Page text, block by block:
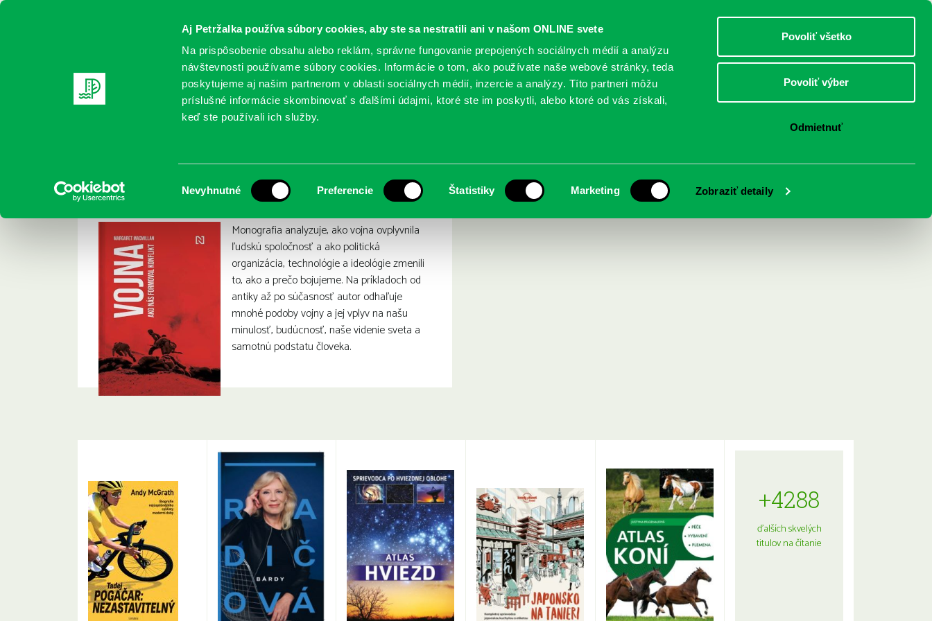
Aj Petržalka používa súbory cookies, aby ste sa nestratili ani v našom ONLINE svete
Na prispôsobenie obsahu alebo reklám, správne fungovanie prepojených sociálnych médií a analýzu
návštevnosti používame súbory cookies. Informácie o tom, ako používate naše webové stránky, teda
poskytujeme aj našim partnerom v oblasti sociálnych médií, inzercie a analýzy. Títo partneri môžu
príslušné informácie skombinovať s ďalšími údajmi, ktoré ste im poskytli, alebo ktoré od vás získali,
keď ste používali ich služby.
súhlasu
Nevyhnutné Preferencie Štatistiky Marketing Zobraziť detaily
Povoliť všetko
Povoliť výber
Odmietnuť
DOSPELÍ
REGISTRUJTE SA ONLINE KATALÓGY SLUŽBY PODUJATIA POBOČKY O KNIŽNICI
MacMillan, Margaret: Vojna: Ako nás formoval konflikt
Monografia analyzuje, ako vojna ovplyvnila
ľudskú spoločnosť a ako politická
organizácia, technológie a ideológie zmenili
to, ako a prečo bojujeme. Na príkladoch od
antiky až po súčasnosť autor odhaľuje
mnohé podoby vojny a jej vplyv na našu
minulosť, budúcnosť, naše videnie sveta a
samotnú podstatu človeka.
+4288
ďalších skvelých
titulov na čítanie